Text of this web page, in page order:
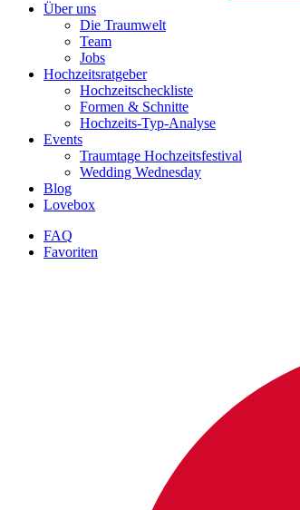
Über uns
Die Traumwelt
Team
Jobs
Hochzeitsratgeber
Hochzeitscheckliste
Formen & Schnitte
Hochzeits-Typ-Analyse
Events
Traumtage Hochzeitsfestival
Wedding Wednesday
Blog
Lovebox
FAQ
Favoriten